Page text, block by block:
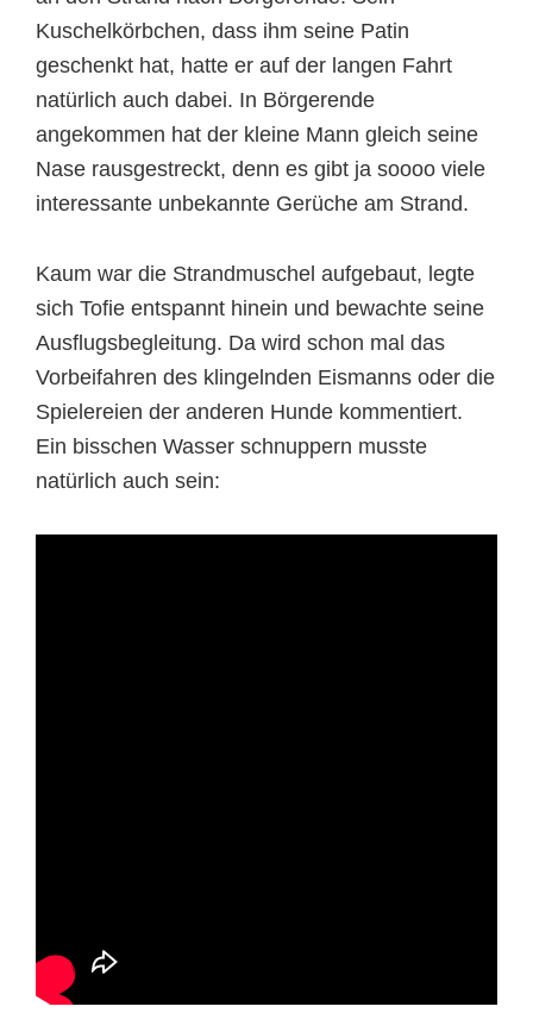
Kuschelkörbchen, dass ihm seine Patin
geschenkt hat, hatte er auf der langen Fahrt
natürlich auch dabei. In Börgerende
angekommen hat der kleine Mann gleich seine
Nase rausgestreckt, denn es gibt ja soooo viele
interessante unbekannte Gerüche am Strand.
Kaum war die Strandmuschel aufgebaut, legte
sich Tofie entspannt hinein und bewachte seine
Ausflugsbegleitung. Da wird schon mal das
Vorbeifahren des klingelnden Eismanns oder die
Spielereien der anderen Hunde kommentiert.
Ein bisschen Wasser schnuppern musste
natürlich auch sein: